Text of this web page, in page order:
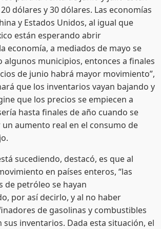
dólares y 30 dólares. Las economías
y Estados Unidos, al igual que
están esperando abrir
economía, a mediados de mayo se
algunos municipios, entonces a finales
de junio habrá mayor movimiento”,
que los inventarios vayan bajando y
que los precios se empiecen a
hasta finales de año cuando se
aumento real en el consumo de
destacó, es que al
en países enteros, “las
de petróleo se hayan
por así decirlo, y al no haber
de gasolinas y combustibles
inventarios. Dada esta situación, el